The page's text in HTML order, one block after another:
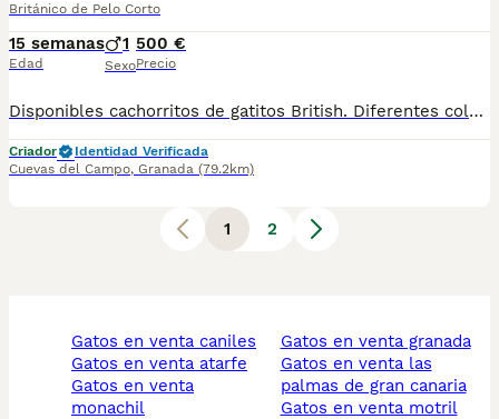
Británico de Pelo Corto
15 semanas
Edad
1
Sexo
500 €
Precio
Disponibles cachorritos de gatitos British. Diferentes colores azul. Lilac. Taby. Revisados por el veterinario. Vacunados y desparasitados. Se pueden llevar a destino. Más información en mi wasaps 647506660
Criador
Identidad Verificada
Cuevas del Campo, Granada (79.2km)
1 2
gatos en venta caniles
gatos en venta atarfe
gatos en venta
monachil
gatos en venta granada
gatos en venta las
palmas de gran canaria
gatos en venta motril